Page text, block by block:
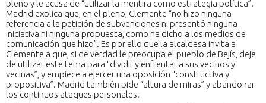
pleno y le acusa de “utilizar la mentira como estrategia política”.
Madrid explica que, en el pleno, Clemente “no hizo ninguna
referencia a la petición de subvenciones ni presentó ninguna
iniciativa ni ninguna propuesta, como ha dicho a los medios de
comunicación que hizo”. Es por ello que la alcaldesa invita a
Clemente a que, si de verdad le preocupa el pueblo de Bejís, deje
de utilizar este tema para “dividir y enfrentar a sus vecinos y
vecinas”, y empiece a ejercer una oposición “constructiva y
propositiva”. Madrid también pide “altura de miras” y abandonar
los continuos ataques personales.